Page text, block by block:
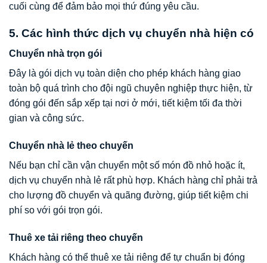
cuối cùng để đảm bảo mọi thứ đúng yêu cầu.
5. Các hình thức dịch vụ chuyển nhà hiện có
Chuyển nhà trọn gói
Đây là gói dịch vụ toàn diện cho phép khách hàng giao
toàn bộ quá trình cho đội ngũ chuyên nghiệp thực hiện, từ
đóng gói đến sắp xếp tại nơi ở mới, tiết kiệm tối đa thời
gian và công sức.
Chuyển nhà lẻ theo chuyến
Nếu bạn chỉ cần vận chuyển một số món đồ nhỏ hoặc ít,
dịch vụ chuyển nhà lẻ rất phù hợp. Khách hàng chỉ phải trả
cho lượng đồ chuyển và quãng đường, giúp tiết kiệm chi
phí so với gói trọn gói.
Thuê xe tải riêng theo chuyến
Khách hàng có thể thuê xe tải riêng để tự chuẩn bị đóng